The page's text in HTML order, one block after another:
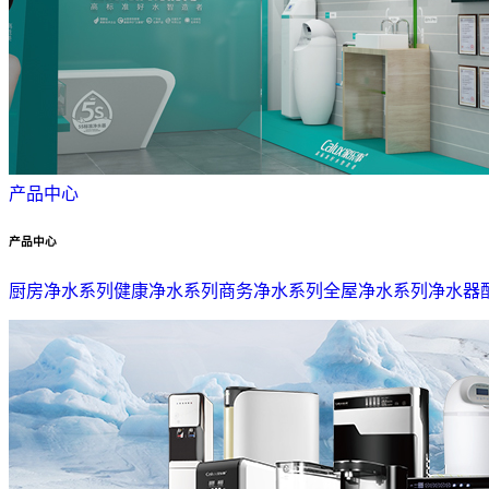
产品中心
产品中心
厨房净水系列 健康净水系列 商务净水系列 全屋净水系列 净水器